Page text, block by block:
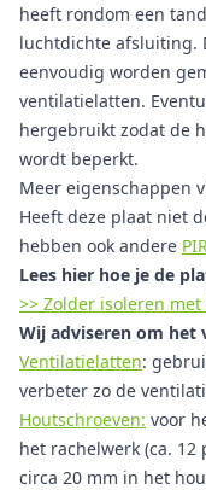
heeft rondom een
luchtdichte afsluiting.
eenvoudig worden
ventilatielatten.
hergebruikt zodat de
wordt beperkt.
Meer eigenschappen
Heeft deze plaat niet
hebben ook andere
Lees hier hoe je de
>> Zolder isoleren
Wij adviseren om het
Ventilatielatten:
verbeter zo de
Houtschroeven: voor
het rachelwerk (ca. 12
circa 20 mm in het